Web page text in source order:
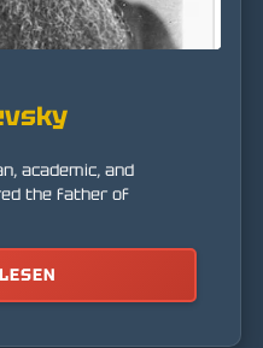
academic, and
the father of